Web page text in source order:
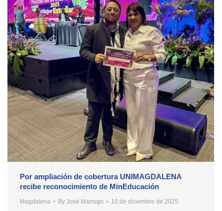
Por ampliación de cobertura UNIMAGDALENA
recibe reconocimiento de MinEducación
Magdalena By José Marrugo 10 de diciembre de 2025